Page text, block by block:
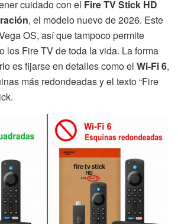
cuidado con el Fire TV Stick HD
, el modelo nuevo de 2026. Este
OS, así que tampoco permite
los Fire TV de toda la vida. La forma
es fijarse en detalles como el Wi-Fi 6,
más redondeadas y el texto “Fire